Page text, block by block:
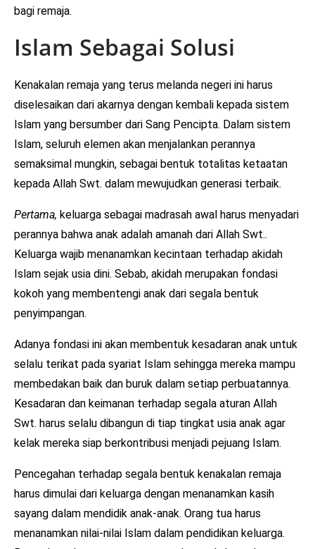
bagi remaja.
Islam Sebagai Solusi
Kenakalan remaja yang terus melanda negeri ini harus
diselesaikan dari akarnya dengan kembali kepada sistem
Islam yang bersumber dari Sang Pencipta. Dalam sistem
Islam, seluruh elemen akan menjalankan perannya
semaksimal mungkin, sebagai bentuk totalitas ketaatan
kepada Allah Swt. dalam mewujudkan generasi terbaik.
Pertama, keluarga sebagai madrasah awal harus menyadari
perannya bahwa anak adalah amanah dari Allah Swt..
Keluarga wajib menanamkan kecintaan terhadap akidah
Islam sejak usia dini. Sebab, akidah merupakan fondasi
kokoh yang membentengi anak dari segala bentuk
penyimpangan.
Adanya fondasi ini akan membentuk kesadaran anak untuk
selalu terikat pada syariat Islam sehingga mereka mampu
membedakan baik dan buruk dalam setiap perbuatannya.
Kesadaran dan keimanan terhadap segala aturan Allah
Swt. harus selalu dibangun di tiap tingkat usia anak agar
kelak mereka siap berkontribusi menjadi pejuang Islam.
Pencegahan terhadap segala bentuk kenakalan remaja
harus dimulai dari keluarga dengan menanamkan kasih
sayang dalam mendidik anak-anak. Orang tua harus
menanamkan nilai-nilai Islam dalam pendidikan keluarga.